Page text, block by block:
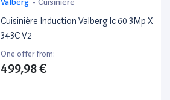
Valberg - Cuisinière
Cuisinière Induction Valberg Ic 60 3Mp X
343C V2
One offer from:
499,98 €